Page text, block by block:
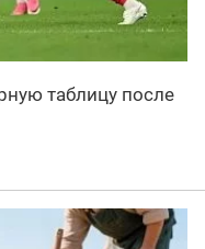
таблицу после